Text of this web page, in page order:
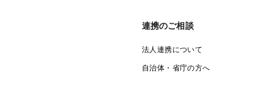
連携のご相談
法人連携について
自治体・省庁の方へ